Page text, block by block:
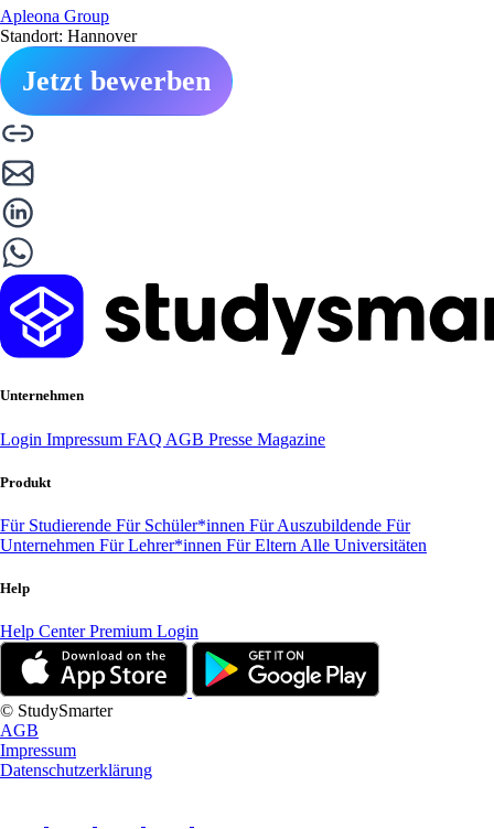
Apleona Group
Standort: Hannover
Jetzt bewerben
Unternehmen
Login Impressum FAQ AGB Presse Magazine
Produkt
Für Studierende Für Schüler*innen Für Auszubildende Für
Unternehmen Für Lehrer*innen Für Eltern Alle Universitäten
Help
Help CenterPremium Login
© StudySmarter
AGB
Impressum
Datenschutzerklärung